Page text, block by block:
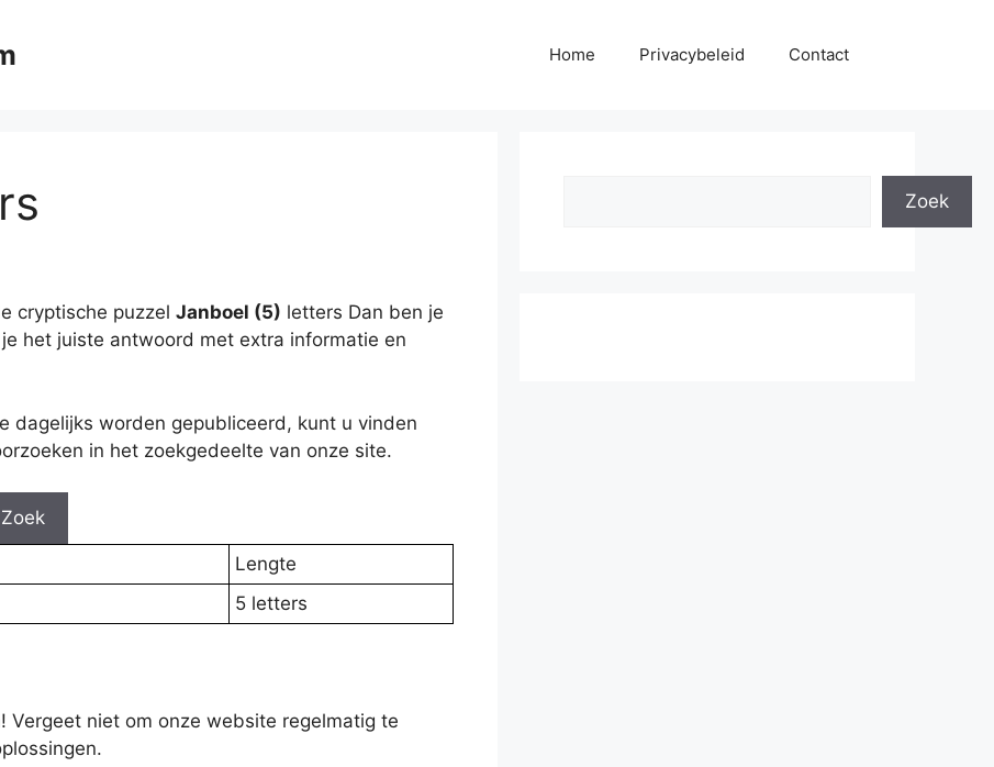
Home Privacybeleid Contact
cryptische puzzel Janboel (5) letters Dan ben je
het juiste antwoord met extra informatie en
dagelijks worden gepubliceerd, kunt u vinden
in het zoekgedeelte van onze site.
Zoek
Lengte
5 letters
Vergeet niet om onze website regelmatig te
Zoek